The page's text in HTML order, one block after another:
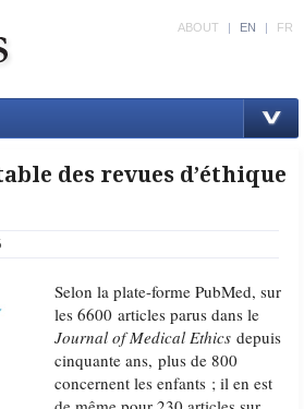
ABOUT | EN | FR
des revues d’éthique
Selon la plate-forme PubMed, sur
les 6600 articles parus dans le
Journal of Medical Ethics depuis
cinquante ans, plus de 800
concernent les enfants ; il en est